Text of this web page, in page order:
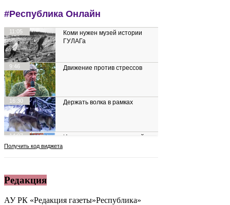
Редакция
АУ РК «Редакция газеты»Республика»